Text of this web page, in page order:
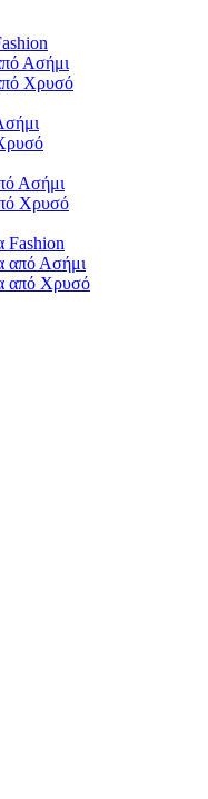
Ασήμι
Χρυσό
Ασήμι
Χρυσό
Fashion
από Ασήμι
από Χρυσό